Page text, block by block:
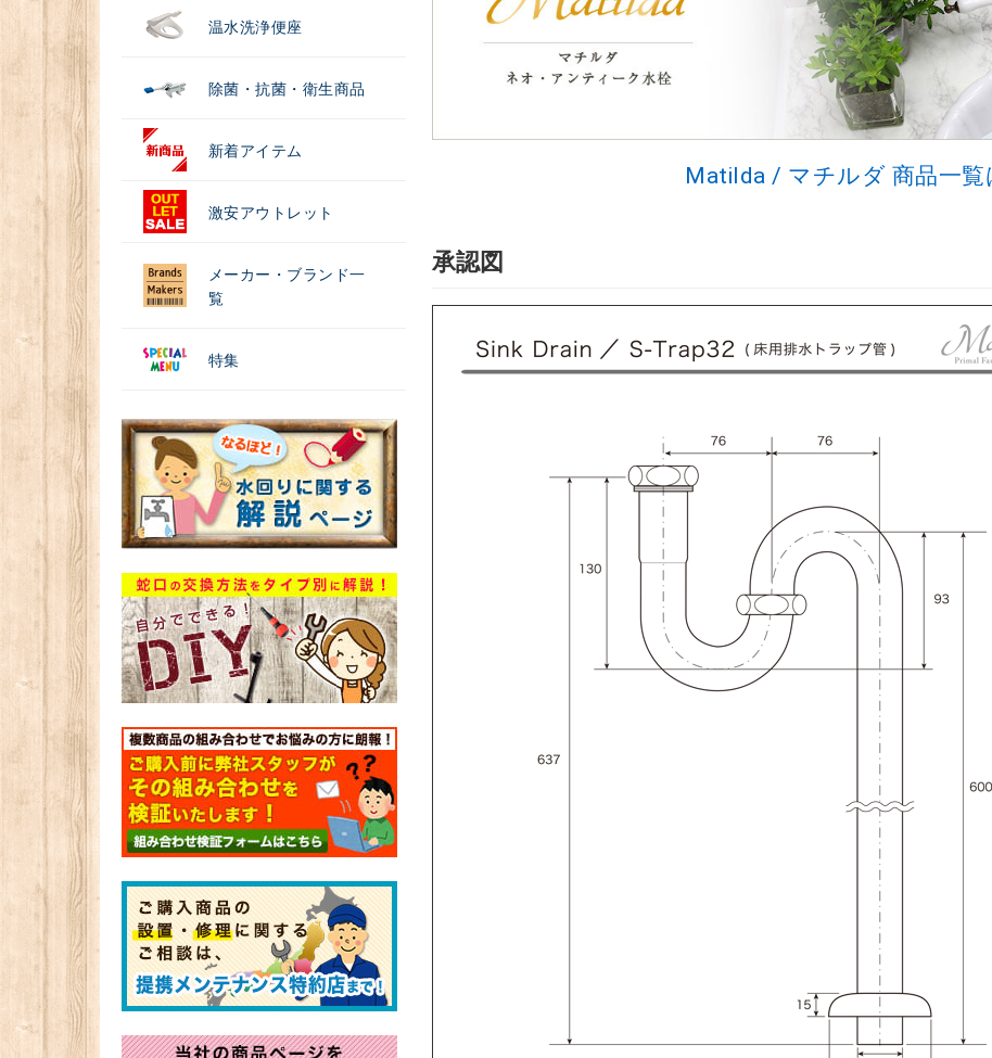
温水洗浄便座
除菌・抗菌・衛生商品
新着アイテム
激安アウトレット
メーカー・ブランド一
覧
特集
Matilda / マチルダ 商品一覧
承認図